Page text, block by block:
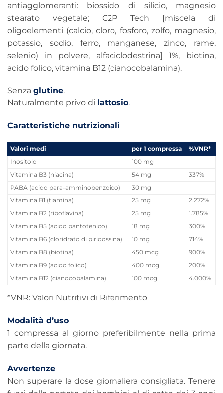
antiagglomeranti: biossido di silicio, magnesio
stearato vegetale; C2P Tech [miscela di
oligoelementi (calcio, cloro, fosforo, zolfo, magnesio,
potassio, sodio, ferro, manganese, zinco, rame,
selenio) in polvere, alfaciclodestrina] 1%, biotina,
acido folico, vitamina B12 (cianocobalamina).
Senza glutine.
Naturalmente privo di lattosio.
Caratteristiche nutrizionali
Valori medi per 1 compressa
%VNR*
Inositolo
100 mg
Vitamina B3 (niacina)
54 mg
337%
PABA (acido para-amminobenzoico)
30 mg
Vitamina B1 (tiamina)
25 mg
2.272%
Vitamina B2 (riboflavina)
25 mg
1.785%
Vitamina B5 (acido pantotenico)
18 mg
300%
Vitamina B6 (cloridrato di piridossina)
10 mg
714%
Vitamina B8 (biotina)
450 mcg
900%
Vitamina B9 (acido folico)
400 mcg
200%
Vitamina B12 (cianocobalamina)
100 mcg 4.000%
*VNR: Valori Nutritivi di Riferimento
Modalità d’uso
1 compressa al giorno preferibilmente nella prima
parte della giornata.
Avvertenze
Non superare la dose giornaliera consigliata. Tenere